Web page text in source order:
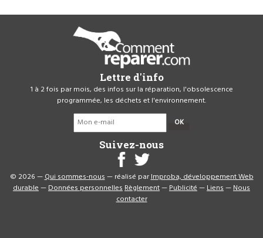
Lettre d'info
1 à 2 fois par mois, des infos sur la réparation, l'obsolescence
programmée, les déchets et l'environnement.
OK
Suivez-nous
© 2026 —Qui sommes-nous— réalisé parImproba, développement Web
durable—Données personnellesRèglement—Publicité—Liens—Nous
contacter